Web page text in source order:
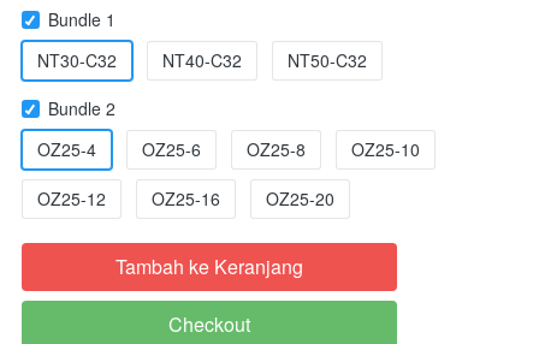
Bundle 1
NT30-C32
NT40-C32
NT50-C32
Bundle 2
OZ25-4
OZ25-6 OZ25-8 OZ25-10
OZ25-12 OZ25-16 OZ25-20
`
Tambah ke Keranjang
`
Checkout